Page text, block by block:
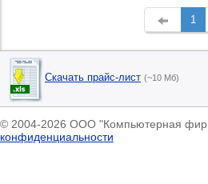
1
Скачать прайс-лист (~10 Мб)
© 2004-2026 ООО "Компьютерная
конфиденциальности